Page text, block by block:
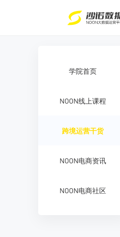
学院首页
NOON线上课程
跨境运营干货
NOON电商资讯
NOON电商社区